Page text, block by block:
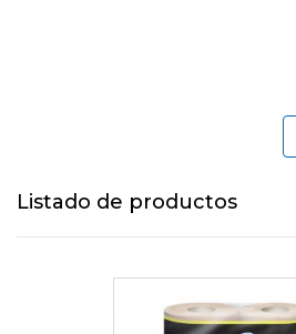
Listado de productos